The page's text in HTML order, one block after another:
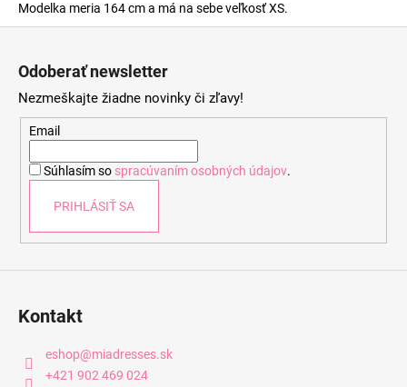
Modelka meria 164 cm a má na sebe veľkosť XS.
Odoberať newsletter
Nezmeškajte žiadne novinky či zľavy!
Email
Súhlasím so spracúvaním osobných údajov.
PRIHLÁSIŤ SA
Kontakt
eshop@miadresses.sk
+421 902 469 024